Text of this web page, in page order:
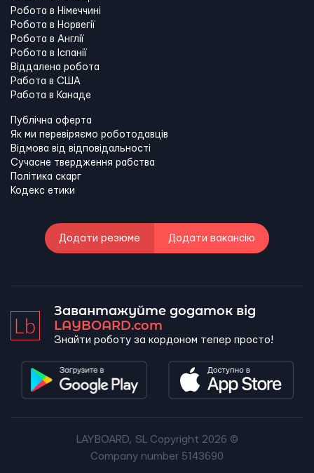
Робота в Німеччині
Робота в Норвегії
Робота в Англії
Робота в Іспанії
Віддалена робота
Работа в США
Работа в Канадe
Публічна оферта
Як ми перевіряємо роботодавців
Відмова від відповідальності
Сучасне твердження рабства
Політика скарг
Кодекс етики
Додати резюме Додати вакансію
Завантажуйте додаток від
LAYBOARD.com
Знайти роботу за кордоном тепер просто!
LAYBOARD, SL Copyright 2026 ©
Company number 5143690